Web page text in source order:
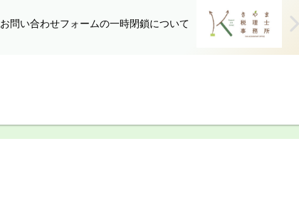
お問い合わせフォームの一時閉鎖について